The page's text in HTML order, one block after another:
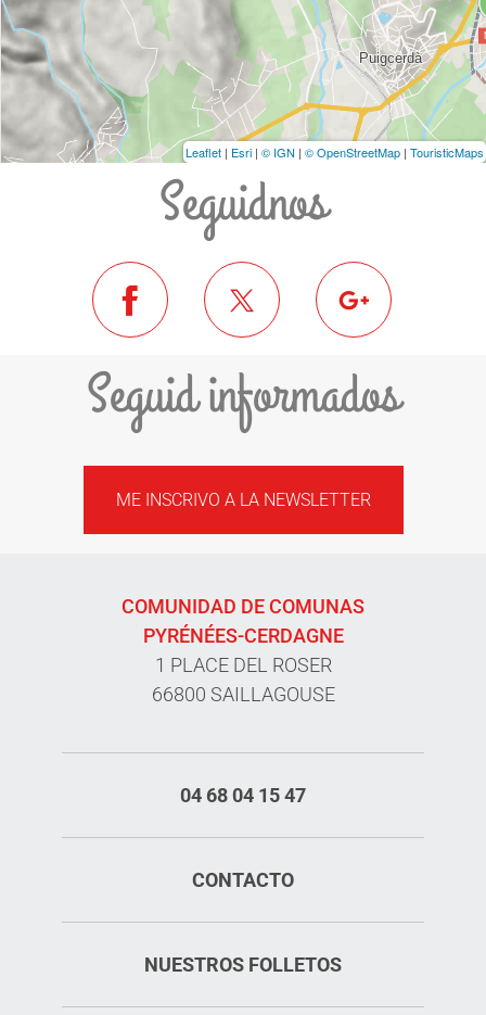
Leaflet | Esri | © IGN | © OpenStreetMap | TouristicMaps
Seguidnos
Seguid informados
ME INSCRIVO A LA NEWSLETTER
COMUNIDAD DE COMUNAS
PYRÉNÉES-CERDAGNE
1 PLACE DEL ROSER
66800 SAILLAGOUSE
04 68 04 15 47
CONTACTO
NUESTROS FOLLETOS